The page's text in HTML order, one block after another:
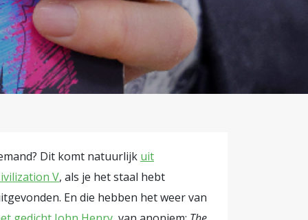
zou
daarom
was,
betere
SZW
(zie
dan
Dit komt natuurlijk uit
V, als je het staal hebt
En die hebben het weer van